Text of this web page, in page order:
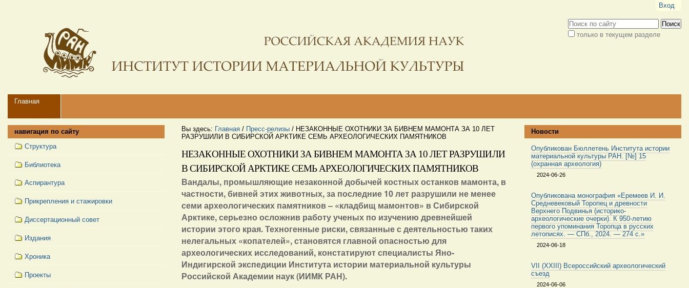
навигации
Вход
Поиск
только в текущем разделе
Navigation
Главная
Вы здесь: Главная / Пресс-релизы / НЕЗАКОННЫЕ ОХОТНИКИ ЗА БИВНЕМ МАМОНТА ЗА 10 ЛЕТ
РАЗРУШИЛИ В СИБИРСКОЙ АРКТИКЕ СЕМЬ АРХЕОЛОГИЧЕСКИХ ПАМЯТНИКОВ
НЕЗАКОННЫЕ ОХОТНИКИ ЗА БИВНЕМ МАМОНТА ЗА 10 ЛЕТ РАЗРУШИЛИ
В СИБИРСКОЙ АРКТИКЕ СЕМЬ АРХЕОЛОГИЧЕСКИХ ПАМЯТНИКОВ
Вандалы, промышляющие незаконной добычей костных останков мамонта, в
частности, бивней этих животных, за последние 10 лет разрушили не менее
семи археологических памятников – «кладбищ мамонтов» в Сибирской
Арктике, серьезно осложнив работу ученых по изучению древнейшей
истории этого края. Техногенные риски, связанные с деятельностью таких
нелегальных «копателей», становятся главной опасностью для
археологических исследований, констатируют специалисты Яно-
Индигирской экспедиции Института истории материальной культуры
Российской Академии наук (ИИМК РАН).
навигация по сайту
Структура
Библиотека
Аспирантура
Прикрепления и стажировки
Диссертационный совет
Издания
Хроника
Проекты
Новости
Опубликован Бюллетень Института истории
материальной культуры РАН. [№] 15
(охранная археология)
2024-06-26
Опубликована монография «Еремеев И. И.
Средневековый Торопец и древности
Верхнего Подвинья (историко-
археологические очерки). К 950-летию
первого упоминания Торопца в русских
летописях. — СПб., 2024. — 274 с.»
2024-06-18
VII (XXIII) Всероссийский археологический
съезд
2024-06-06